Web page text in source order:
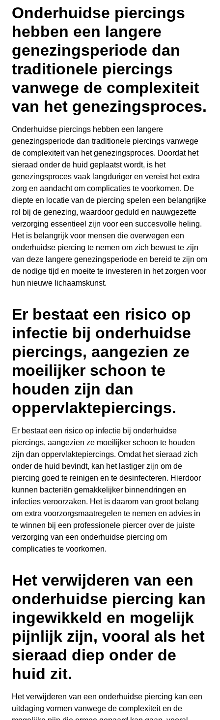
Onderhuidse piercings
hebben een langere
genezingsperiode dan
traditionele piercings
vanwege de complexiteit
van het genezingsproces.
Onderhuidse piercings hebben een langere
genezingsperiode dan traditionele piercings vanwege
de complexiteit van het genezingsproces. Doordat het
sieraad onder de huid geplaatst wordt, is het
genezingsproces vaak langduriger en vereist het extra
zorg en aandacht om complicaties te voorkomen. De
diepte en locatie van de piercing spelen een belangrijke
rol bij de genezing, waardoor geduld en nauwgezette
verzorging essentieel zijn voor een succesvolle heling.
Het is belangrijk voor mensen die overwegen een
onderhuidse piercing te nemen om zich bewust te zijn
van deze langere genezingsperiode en bereid te zijn om
de nodige tijd en moeite te investeren in het zorgen voor
hun nieuwe lichaamskunst.
Er bestaat een risico op
infectie bij onderhuidse
piercings, aangezien ze
moeilijker schoon te
houden zijn dan
oppervlaktepiercings.
Er bestaat een risico op infectie bij onderhuidse
piercings, aangezien ze moeilijker schoon te houden
zijn dan oppervlaktepiercings. Omdat het sieraad zich
onder de huid bevindt, kan het lastiger zijn om de
piercing goed te reinigen en te desinfecteren. Hierdoor
kunnen bacteriën gemakkelijker binnendringen en
infecties veroorzaken. Het is daarom van groot belang
om extra voorzorgsmaatregelen te nemen en advies in
te winnen bij een professionele piercer over de juiste
verzorging van een onderhuidse piercing om
complicaties te voorkomen.
Het verwijderen van een
onderhuidse piercing kan
ingewikkeld en mogelijk
pijnlijk zijn, vooral als het
sieraad diep onder de
huid zit.
Het verwijderen van een onderhuidse piercing kan een
uitdaging vormen vanwege de complexiteit en de